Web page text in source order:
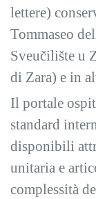
lettere)
Tommaseo
Sveučilište u
di Zara) e in
Il portale
standard
disponibili
unitaria e
complessità